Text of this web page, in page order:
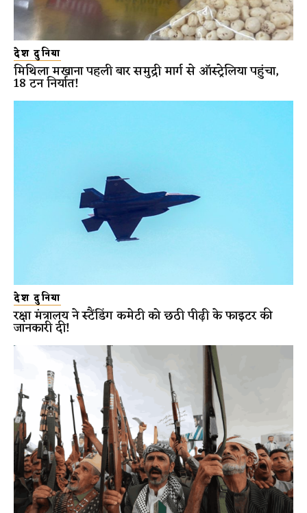
देश दुनिया
मिथिला मखाना पहली बार समुद्री मार्ग से ऑस्ट्रेलिया पहुंचा,
18 टन निर्यात!
देश दुनिया
रक्षा मंत्रालय ने स्टैंडिंग कमेटी को छठी पीढ़ी के फाइटर की
जानकारी दी!